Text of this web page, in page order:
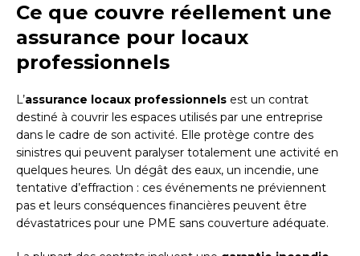
Ce que couvre réellement une
assurance pour locaux
professionnels
L’assurance locaux professionnels est un contrat
destiné à couvrir les espaces utilisés par une entreprise
dans le cadre de son activité. Elle protège contre des
sinistres qui peuvent paralyser totalement une activité en
quelques heures. Un dégât des eaux, un incendie, une
tentative d’effraction : ces événements ne préviennent
pas et leurs conséquences financières peuvent être
dévastatrices pour une PME sans couverture adéquate.